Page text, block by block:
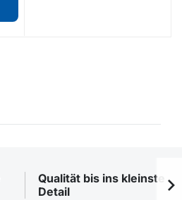
Qualität bis ins kleinste
Detail